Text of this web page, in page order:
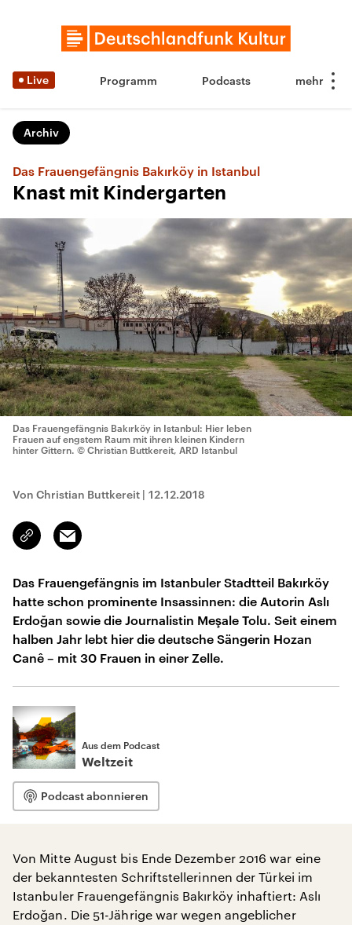
Live Programm Podcasts
Archiv
Das Frauengefängnis Bakırköy in Istanbul
Knast mit Kindergarten
Das Frauengefängnis Bakırköy in Istanbul: Hier leben
Frauen auf engstem Raum mit ihren kleinen Kindern
hinter Gittern. © Christian Buttkereit, ARD Istanbul
Von Christian Buttkereit | 12.12.2018
Link
kopieren/teilen
Email
Das Frauengefängnis im Istanbuler Stadtteil Bakırköy
hatte schon prominente Insassinnen: die Autorin Aslı
Erdoğan sowie die Journalistin Meşale Tolu. Seit einem
halben Jahr lebt hier die deutsche Sängerin Hozan
Canê – mit 30 Frauen in einer Zelle.
Aus dem Podcast
Weltzeit
Podcast abonnieren
Von Mitte August bis Ende Dezember 2016 war eine
der bekanntesten Schriftstellerinnen der Türkei im
Istanbuler Frauengefängnis Bakırköy inhaftiert: Aslı
Erdoğan. Die 51-Jährige war wegen angeblicher